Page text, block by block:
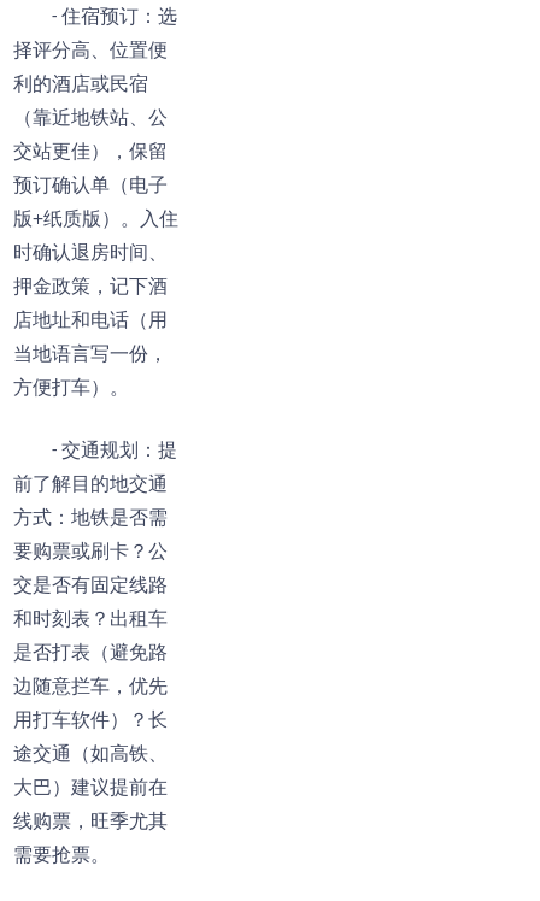
- 住宿预订：选
择评分高、位置便
利的酒店或民宿
（靠近地铁站、公
交站更佳），保留
预订确认单（电子
版+纸质版）。入住
时确认退房时间、
押金政策，记下酒
店地址和电话（用
当地语言写一份，
方便打车）。
- 交通规划：提
前了解目的地交通
方式：地铁是否需
要购票或刷卡？公
交是否有固定线路
和时刻表？出租车
是否打表（避免路
边随意拦车，优先
用打车软件）？长
途交通（如高铁、
大巴）建议提前在
线购票，旺季尤其
需要抢票。